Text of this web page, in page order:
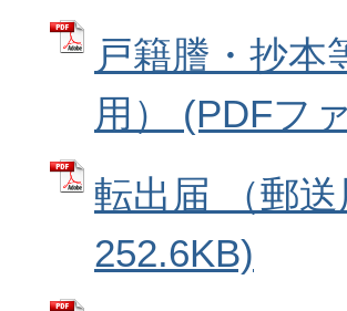
戸籍謄・抄本
用） (PDFフ
転出届 （郵
252.6KB)